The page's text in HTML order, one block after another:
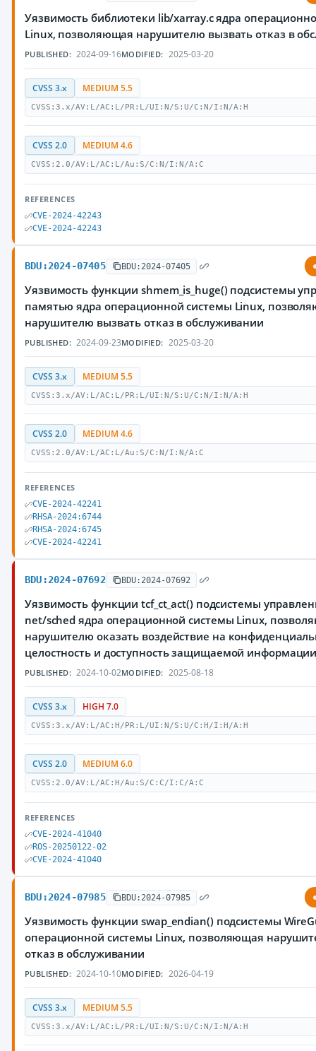
Уязвимость библиотеки lib/xarray.c ядра
Linux, позволяющая нарушителю вызвать отказ в
PUBLISHED: 2024-09-16MODIFIED: 2025-03-20
CVSS 3.x MEDIUM 5.5
CVSS:3.x/AV:L/AC:L/PR:L/UI:N/S:U/C:N/I:N/A:H
CVSS 2.0 MEDIUM 4.6
CVSS:2.0/AV:L/AC:L/Au:S/C:N/I:N/A:C
REFERENCES
CVE-2024-42243
CVE-2024-42243
BDU:2024-07405 BDU:2024-07405
Уязвимость функции shmem_is_huge() подсистемы
памятью ядра операционной системы Linux,
нарушителю вызвать отказ в обслуживании
PUBLISHED: 2024-09-23MODIFIED: 2025-03-20
CVSS 3.x MEDIUM 5.5
CVSS:3.x/AV:L/AC:L/PR:L/UI:N/S:U/C:N/I:N/A:H
CVSS 2.0 MEDIUM 4.6
CVSS:2.0/AV:L/AC:L/Au:S/C:N/I:N/A:C
REFERENCES
CVE-2024-42241
RHSA-2024:6744
RHSA-2024:6745
CVE-2024-42241
BDU:2024-07692 BDU:2024-07692
Уязвимость функции tcf_ct_act() подсистемы
net/sched ядра операционной системы Linux,
нарушителю оказать воздействие на
целостность и доступность защищаемой
PUBLISHED: 2024-10-02MODIFIED: 2025-08-18
CVSS 3.x HIGH 7.0
CVSS:3.x/AV:L/AC:H/PR:L/UI:N/S:U/C:H/I:H/A:H
CVSS 2.0 MEDIUM 6.0
CVSS:2.0/AV:L/AC:H/Au:S/C:C/I:C/A:C
REFERENCES
CVE-2024-41040
ROS-20250122-02
CVE-2024-41040
BDU:2024-07985 BDU:2024-07985
Уязвимость функции swap_endian() подсистемы
операционной системы Linux, позволяющая
отказ в обслуживании
PUBLISHED: 2024-10-10MODIFIED: 2026-04-19
CVSS 3.x MEDIUM 5.5
CVSS:3.x/AV:L/AC:L/PR:L/UI:N/S:U/C:N/I:N/A:H